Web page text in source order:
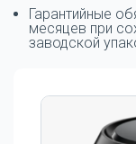
Гарантийные
месяцев при
заводской